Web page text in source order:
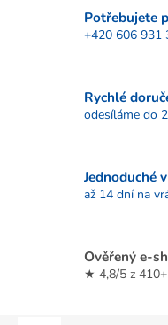
Potřebujete
+420 606 931
Rychlé
odesíláme do
Jednoduché
až 14 dní na
Ověřený e-
★ 4,8/5 z